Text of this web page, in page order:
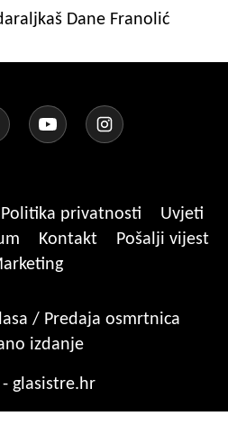
Dane Franolić
Politika privatnosti
Uvjeti
Kontakt
Pošalji vijest
/ Predaja osmrtnica
izdanje
- glasistre.hr